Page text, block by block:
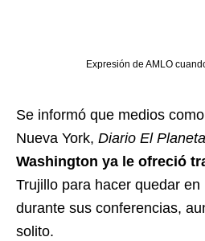
Expresión de AMLO
Se informó que medios como
Nueva York, Diario El Planeta
Washington ya le ofreció
Trujillo para hacer quedar
durante sus conferencias,
solito.